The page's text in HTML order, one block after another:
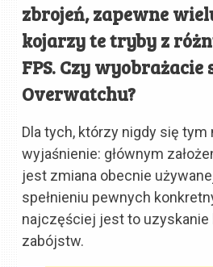
zbrojeń, zapewne
kojarzy te tryby z
FPS. Czy
Overwatchu?
Dla tych, którzy nigdy się tym
wyjaśnienie: głównym
jest zmiana obecnie
spełnieniu pewnych
najczęściej jest to
zabójstw.